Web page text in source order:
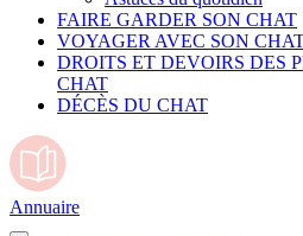
FAIRE GARDER SON CHAT
VOYAGER AVEC SON
DROITS ET DEVOIRS DES
CHAT
DÉCÈS DU CHAT
Annuaire